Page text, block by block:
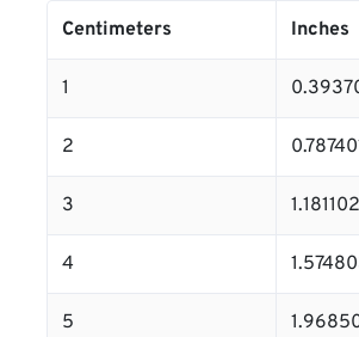
Centimeters Inches
1
2
3
4
5